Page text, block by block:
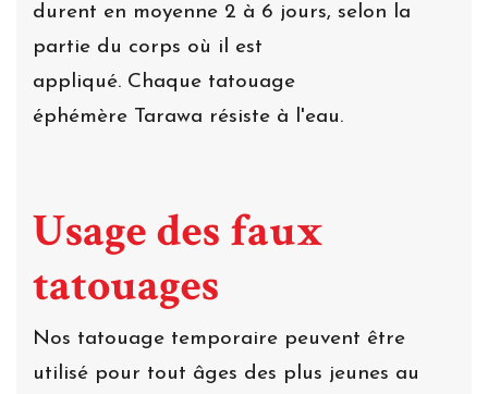
durent en moyenne 2 à 6 jours, selon la
partie du corps où il est
appliqué. Chaque tatouage
éphémère Tarawa résiste à l'eau.
Usage des faux
tatouages
Nos tatouage temporaire peuvent être
utilisé pour tout âges des plus jeunes au